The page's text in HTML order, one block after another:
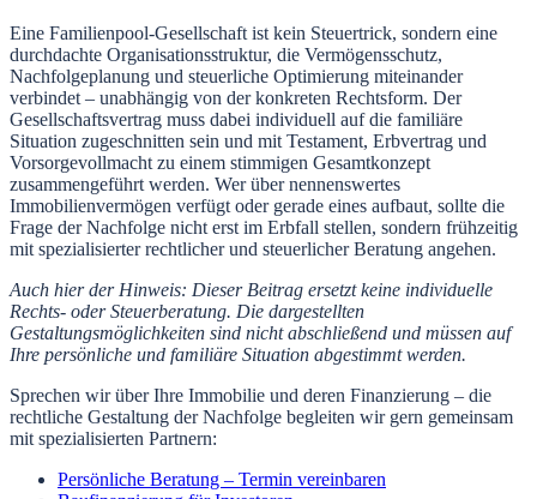
Eine Familienpool-Gesellschaft ist kein Steuertrick, sondern eine
durchdachte Organisationsstruktur, die Vermögensschutz,
Nachfolgeplanung und steuerliche Optimierung miteinander
verbindet – unabhängig von der konkreten Rechtsform. Der
Gesellschaftsvertrag muss dabei individuell auf die familiäre
Situation zugeschnitten sein und mit Testament, Erbvertrag und
Vorsorgevollmacht zu einem stimmigen Gesamtkonzept
zusammengeführt werden. Wer über nennenswertes
Immobilienvermögen verfügt oder gerade eines aufbaut, sollte die
Frage der Nachfolge nicht erst im Erbfall stellen, sondern frühzeitig
mit spezialisierter rechtlicher und steuerlicher Beratung angehen.
Auch hier der Hinweis: Dieser Beitrag ersetzt keine individuelle
Rechts- oder Steuerberatung. Die dargestellten
Gestaltungsmöglichkeiten sind nicht abschließend und müssen auf
Ihre persönliche und familiäre Situation abgestimmt werden.
Sprechen wir über Ihre Immobilie und deren Finanzierung – die
rechtliche Gestaltung der Nachfolge begleiten wir gern gemeinsam
mit spezialisierten Partnern:
Persönliche Beratung – Termin vereinbaren